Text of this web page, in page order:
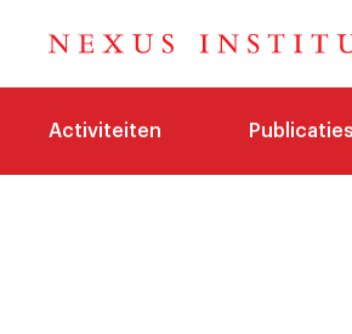
Activiteiten Publicaties